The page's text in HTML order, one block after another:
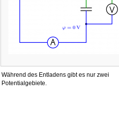
Während des Entladens gibt es nur zwei
Potentialgebiete.